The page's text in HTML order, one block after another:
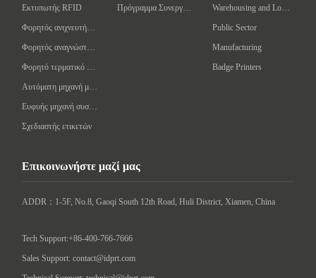
Εκτυπωτής RFID
Ευφυής μηχανή συσκευασίας
Σχεδιαστής ετικετών
Public Sector
Manufacturing
Badge Printers
Επικοινωνήστε μαζί μας
ADDR：1-5F, No.8, Gaoqi South 12th Road, Huli District, Xiamen, China
Tech Support:+86-400-766-7666
Sales Support: contact@idprt.com